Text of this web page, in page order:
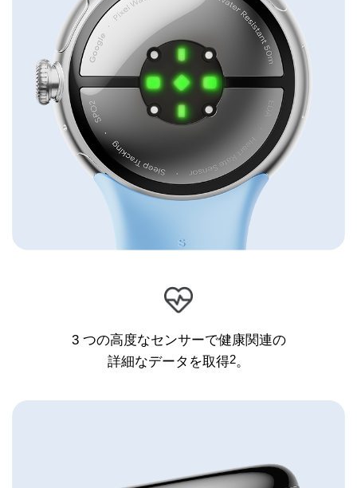
3 つの高度なセンサーで健康関連の
詳細なデータを取得2。